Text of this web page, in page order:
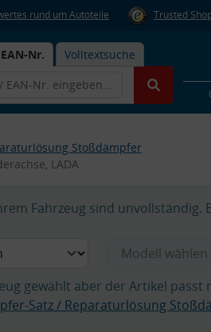
rund um Autoteile Trusted
Nr. Volltextsuche
Stoßdämpfer
LADA
Fahrzeug sind
gewählt aber der Artikel
Satz / Reparaturlösung